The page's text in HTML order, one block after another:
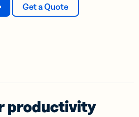
Get a Quote
productivity